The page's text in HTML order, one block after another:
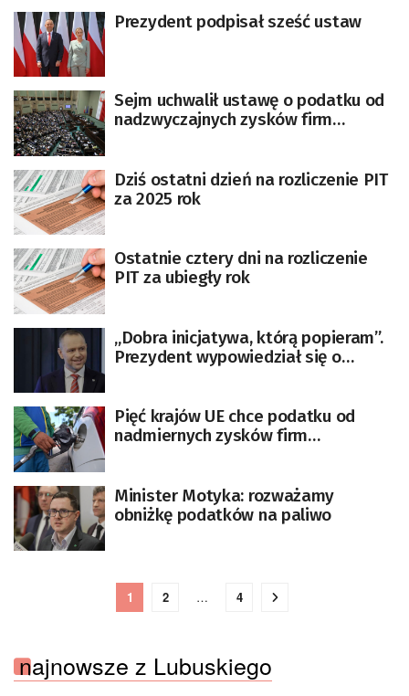
Prezydent podpisał sześć ustaw
Sejm uchwalił ustawę o podatku od
nadzwyczajnych zysków firm
Dziś ostatni dzień na rozliczenie PIT
za 2025 rok
Ostatnie cztery dni na rozliczenie
PIT za ubiegły rok
„Dobra inicjatywa, którą popieram”.
Prezydent wypowiedział się o
Pięć krajów UE chce podatku od
nadmiernych zysków firm
Minister Motyka: rozważamy
obniżkę podatków na paliwo
1 2 … 4
najnowsze z Lubuskiego